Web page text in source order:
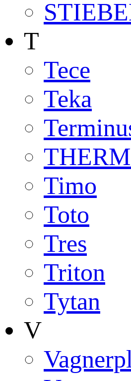
T
Tece
Teka
Timo
Toto
Tres
Triton
Tytan
V